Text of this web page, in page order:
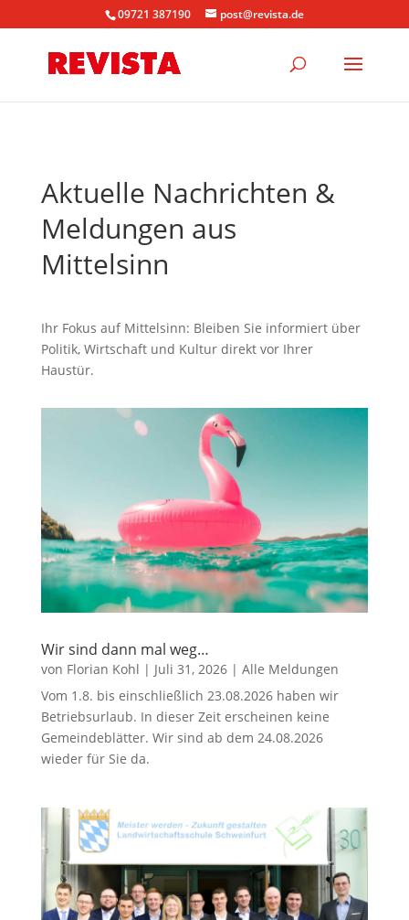
09721 387190 post@revista.de
Aktuelle Nachrichten &
Meldungen aus
Mittelsinn
Ihr Fokus auf Mittelsinn: Bleiben Sie informiert über
Politik, Wirtschaft und Kultur direkt vor Ihrer
Haustür.
Wir sind dann mal weg…
von Florian Kohl | Juli 31, 2026| Alle Meldungen
Vom 1.8. bis einschließlich 23.08.2026 haben wir
Betriebsurlaub. In dieser Zeit erscheinen keine
Gemeindeblätter. Wir sind ab dem 24.08.2026
wieder für Sie da.